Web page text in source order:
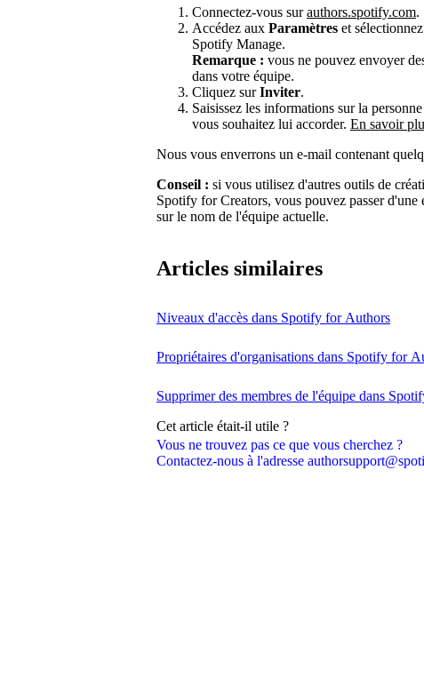
Vous ne trouvez pas ce que vous cherchez ?
Contactez-nous à l'adresse
Connectez-vous surauthors.spotify.com.
Accédez aux Paramètres et sélectionnez
Spotify Manage.
Remarque : vous ne pouvez envoyer
dans votre équipe.
Cliquez surInviter.
Saisissez les informations sur la
vous souhaitez lui accorder. En savoir
Nous vous enverrons un e-mail contenant
Conseil : si vous utilisez d'autres outils de
Spotify for Creators, vous pouvez passer
sur le nom de l'équipe actuelle.
Articles similaires
Niveaux d'accès dans Spotify for Authors
Propriétaires d'organisations dans Spotify for
Supprimer des membres de l'équipe dans
Cet article était-il utile ?